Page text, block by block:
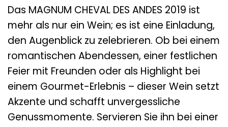
Das MAGNUM CHEVAL DES ANDES 2019 ist
mehr als nur ein Wein; es ist eine Einladung,
den Augenblick zu zelebrieren. Ob bei einem
romantischen Abendessen, einer festlichen
Feier mit Freunden oder als Highlight bei
einem Gourmet-Erlebnis – dieser Wein setzt
Akzente und schafft unvergessliche
Genussmomente. Servieren Sie ihn bei einer